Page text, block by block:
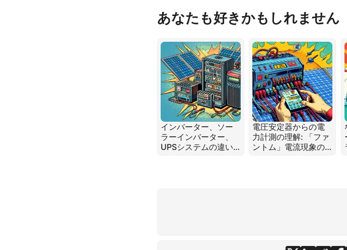
あなたも好きかもしれません
インバーター、ソー
ラーインバーター、
UPSシステムの違い
電圧安定器からの電
力計測の理解: 「ファ
ントム」電流現象の